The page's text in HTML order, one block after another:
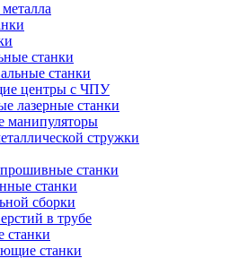
станки
станки
центры с ЧПУ
лазерные станки
манипуляторы
стружки
станки
станки
сборки
в трубе
станки